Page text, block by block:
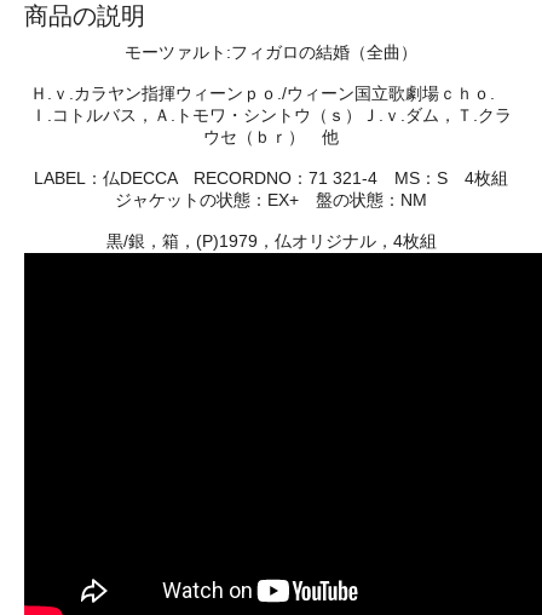
商品の説明
モーツァルト:フィガロの結婚（全曲）
Ｈ.ｖ.カラヤン指揮ウィーンｐｏ./ウィーン国立歌劇場ｃｈｏ.
Ｉ.コトルバス，Ａ.トモワ・シントウ（ｓ）Ｊ.ｖ.ダム，Ｔ.クラ
ウセ（ｂｒ） 他
LABEL：仏DECCA RECORDNO：71 321-4 MS：S 4枚組
ジャケットの状態：EX+ 盤の状態：NM
黒/銀，箱，(P)1979，仏オリジナル，4枚組